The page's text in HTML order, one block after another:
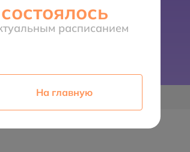
расписанием
На главную